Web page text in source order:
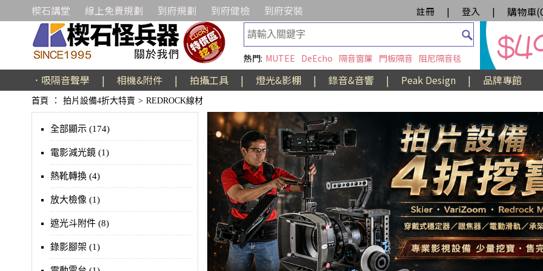
楔石講堂 線上免費規劃 到府規劃 到府健檢 到府安裝 註冊 | 登入 | 購物車(
熱門: MUTEE DeEcho 隔音窗簾 門板隔音 阻尼隔音毯
．吸隔音聲學 | 相機&附件 | 拍攝工具 | 燈光&影棚 | 錄音&音響 | Peak Design | 品牌專館
首頁 ： 拍片設備4折大特賣 > REDROCK線材
全部顯示 (174)
電影減光鏡 (1)
熱靴轉換 (4)
放大檢像 (1)
遮光斗附件 (8)
錄影腳架 (1)